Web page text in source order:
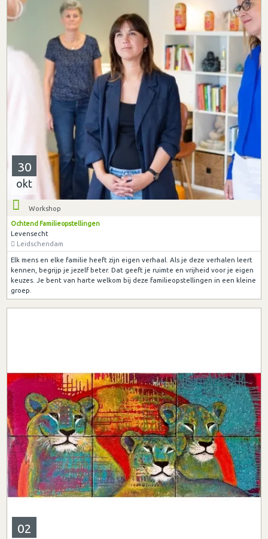
30
okt
Workshop
Ochtend Familieopstellingen
Levensecht
Leidschendam
Elk mens en elke familie heeft zijn eigen verhaal. Als je deze verhalen leert
kennen, begrijp je jezelf beter. Dat geeft je ruimte en vrijheid voor je eigen
keuzes. Je bent van harte welkom bij deze familieopstellingen in een kleine
groep.
02